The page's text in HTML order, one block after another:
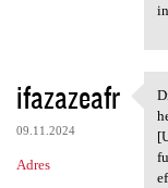
ifazazeafr
09.11.2024
Adres